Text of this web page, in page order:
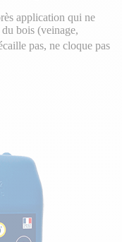
application qui ne
du bois (veinage,
pas, ne cloque pas